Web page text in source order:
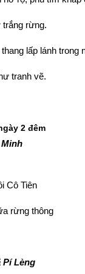
trắng rừng.
lấp lánh trong
tranh vẽ.
2 đêm
Minh
Cô Tiên
rừng thông
Pí Lèng